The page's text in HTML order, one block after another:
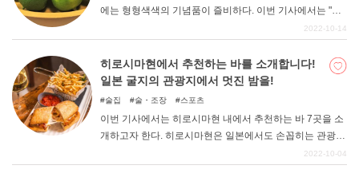
에는 형형색색의 기념품이 즐비하다. 이번 기사에서는 "미
묘한 기념품은 피하고, 만족할 만한 기념품을 사서 돌아가
소개합니다. 모든 기념품은 가격이 저렴하고, 오래 보관할
수 있으며, 여러 사람에게 선물하기 좋은 것을 선택했으니
참고해 보시기 바랍니다.
2022-10-14
히로시마현에서 추천하는 바를 소개합니다!
일본 굴지의 관광지에서 멋진 밤을!
술집 술・조장 스포츠
이번 기사에서는 히로시마현 내에서 추천하는 바 7곳을 소
개하고자 한다. 히로시마현은 일본에서도 손꼽히는 관광지
로, 일 년 내내 다양한 관광객들이 몰려든다. 여행 중 느긋
2022-10-04